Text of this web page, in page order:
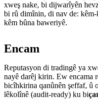
xweş nake, bi dijwarîyên
bi rû dimînin, di nav de:
kêm bûna baweriyê.
Encam
Reputasyon di tradingê ya
nayê darêj kirin. Ew encama
bicîhkirina qanûnên şeffaf, û
lêkolînê (audit-ready) ku bi